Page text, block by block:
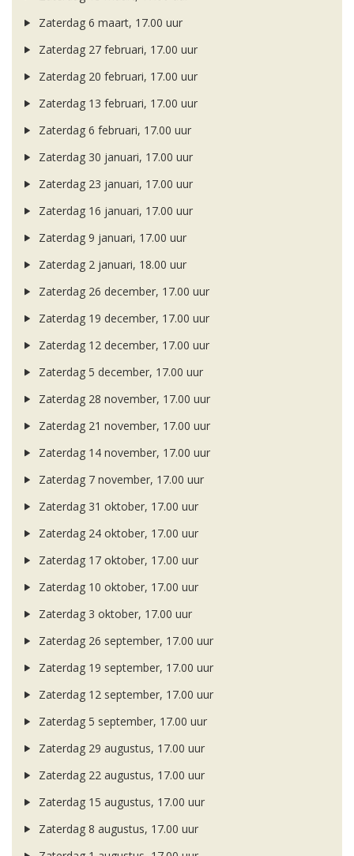
Zaterdag 6 maart, 17.00 uur
Zaterdag 27 februari, 17.00 uur
Zaterdag 20 februari, 17.00 uur
Zaterdag 13 februari, 17.00 uur
Zaterdag 6 februari, 17.00 uur
Zaterdag 30 januari, 17.00 uur
Zaterdag 23 januari, 17.00 uur
Zaterdag 16 januari, 17.00 uur
Zaterdag 9 januari, 17.00 uur
Zaterdag 2 januari, 18.00 uur
Zaterdag 26 december, 17.00 uur
Zaterdag 19 december, 17.00 uur
Zaterdag 12 december, 17.00 uur
Zaterdag 5 december, 17.00 uur
Zaterdag 28 november, 17.00 uur
Zaterdag 21 november, 17.00 uur
Zaterdag 14 november, 17.00 uur
Zaterdag 7 november, 17.00 uur
Zaterdag 31 oktober, 17.00 uur
Zaterdag 24 oktober, 17.00 uur
Zaterdag 17 oktober, 17.00 uur
Zaterdag 10 oktober, 17.00 uur
Zaterdag 3 oktober, 17.00 uur
Zaterdag 26 september, 17.00 uur
Zaterdag 19 september, 17.00 uur
Zaterdag 12 september, 17.00 uur
Zaterdag 5 september, 17.00 uur
Zaterdag 29 augustus, 17.00 uur
Zaterdag 22 augustus, 17.00 uur
Zaterdag 15 augustus, 17.00 uur
Zaterdag 8 augustus, 17.00 uur